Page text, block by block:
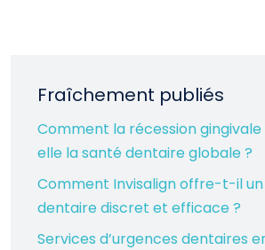
Fraîchement publiés
Comment la récession
elle la santé dentaire globale ?
Comment Invisalign offre-t-il
dentaire discret et efficace ?
Services d’urgences dentaires